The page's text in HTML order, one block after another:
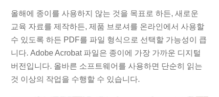
올해에 종이를 사용하지 않는 것을 목표로 하든, 새로운
교육 자료를 제작하든, 제품 브로셔를 온라인에서 사용할
수 있도록 하든 PDF를 파일 형식으로 선택할 가능성이 큽
니다. Adobe Acrobat 파일은 종이에 가장 가까운 디지털
버전입니다. 올바른 소프트웨어를 사용하면 단순히 읽는
것 이상의 작업을 수행할 수 있습니다.